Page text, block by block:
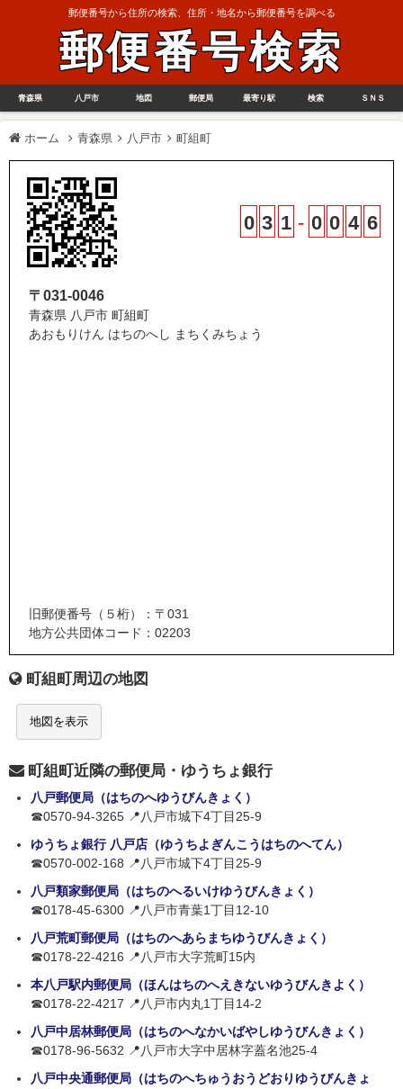
郵便番号から住所の検索、住所・地名から郵便番号を調べる
郵便番号検索
青森県 八戸市 地図 郵便局 最寄り駅 検索 ＳＮＳ
ホーム 青森県 八戸市 町組町
0 3 1 - 0 0 4 6
〒031-0046
青森県 八戸市 町組町
あおもりけん はちのへし まちくみちょう
旧郵便番号（５桁）：〒031
地方公共団体コード：02203
町組町周辺の地図
地図を表示
町組町近隣の郵便局・ゆうちょ銀行
八戸郵便局（はちのへゆうびんきょく）
☎0570-94-3265 📍八戸市城下4丁目25-9
ゆうちょ銀行 八戸店（ゆうちよぎんこうはちのへてん）
☎0570-002-168 📍八戸市城下4丁目25-9
八戸類家郵便局（はちのへるいけゆうびんきょく）
☎0178-45-6300 📍八戸市青葉1丁目12-10
八戸荒町郵便局（はちのへあらまちゆうびんきょく）
☎0178-22-4216 📍八戸市大字荒町15内
本八戸駅内郵便局（ほんはちのへえきないゆうびんきよく）
☎0178-22-4217 📍八戸市内丸1丁目14-2
八戸中居林郵便局（はちのへなかいばやしゆうびんきょく）
☎0178-96-5632 📍八戸市大字中居林字蓋名池25-4
八戸中央通郵便局（はちのへちゅうおうどおりゆうびんきょ